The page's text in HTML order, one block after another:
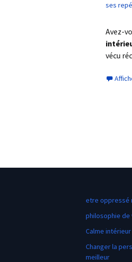
ses
Avez-
vécu
etre oppressé
philosophie
Calme intérieur
Changer la
meilleur